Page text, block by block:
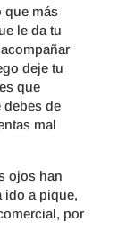
que más
le da tu
deje tu
que
debes de
mal
ojos han
ido a pique,
por